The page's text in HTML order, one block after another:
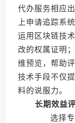
代办服务相应
上申请追踪系
运用区块链技
改的权属证明
维预览，帮助
技术手段不仅
料的说服力。
长期效益
选择专业